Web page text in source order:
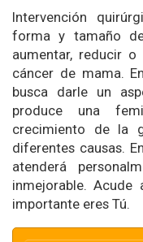
Intervención
forma y tamaño
aumentar, reducir
cáncer de mama.
busca darle un
produce una
crecimiento de la
diferentes causas.
atenderá
inmejorable.
importante eres Tú.